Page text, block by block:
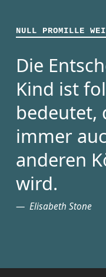
NULL PROMILLE
Die
Kind ist
bedeutet,
immer
anderen
wird.
Elisabeth Stone